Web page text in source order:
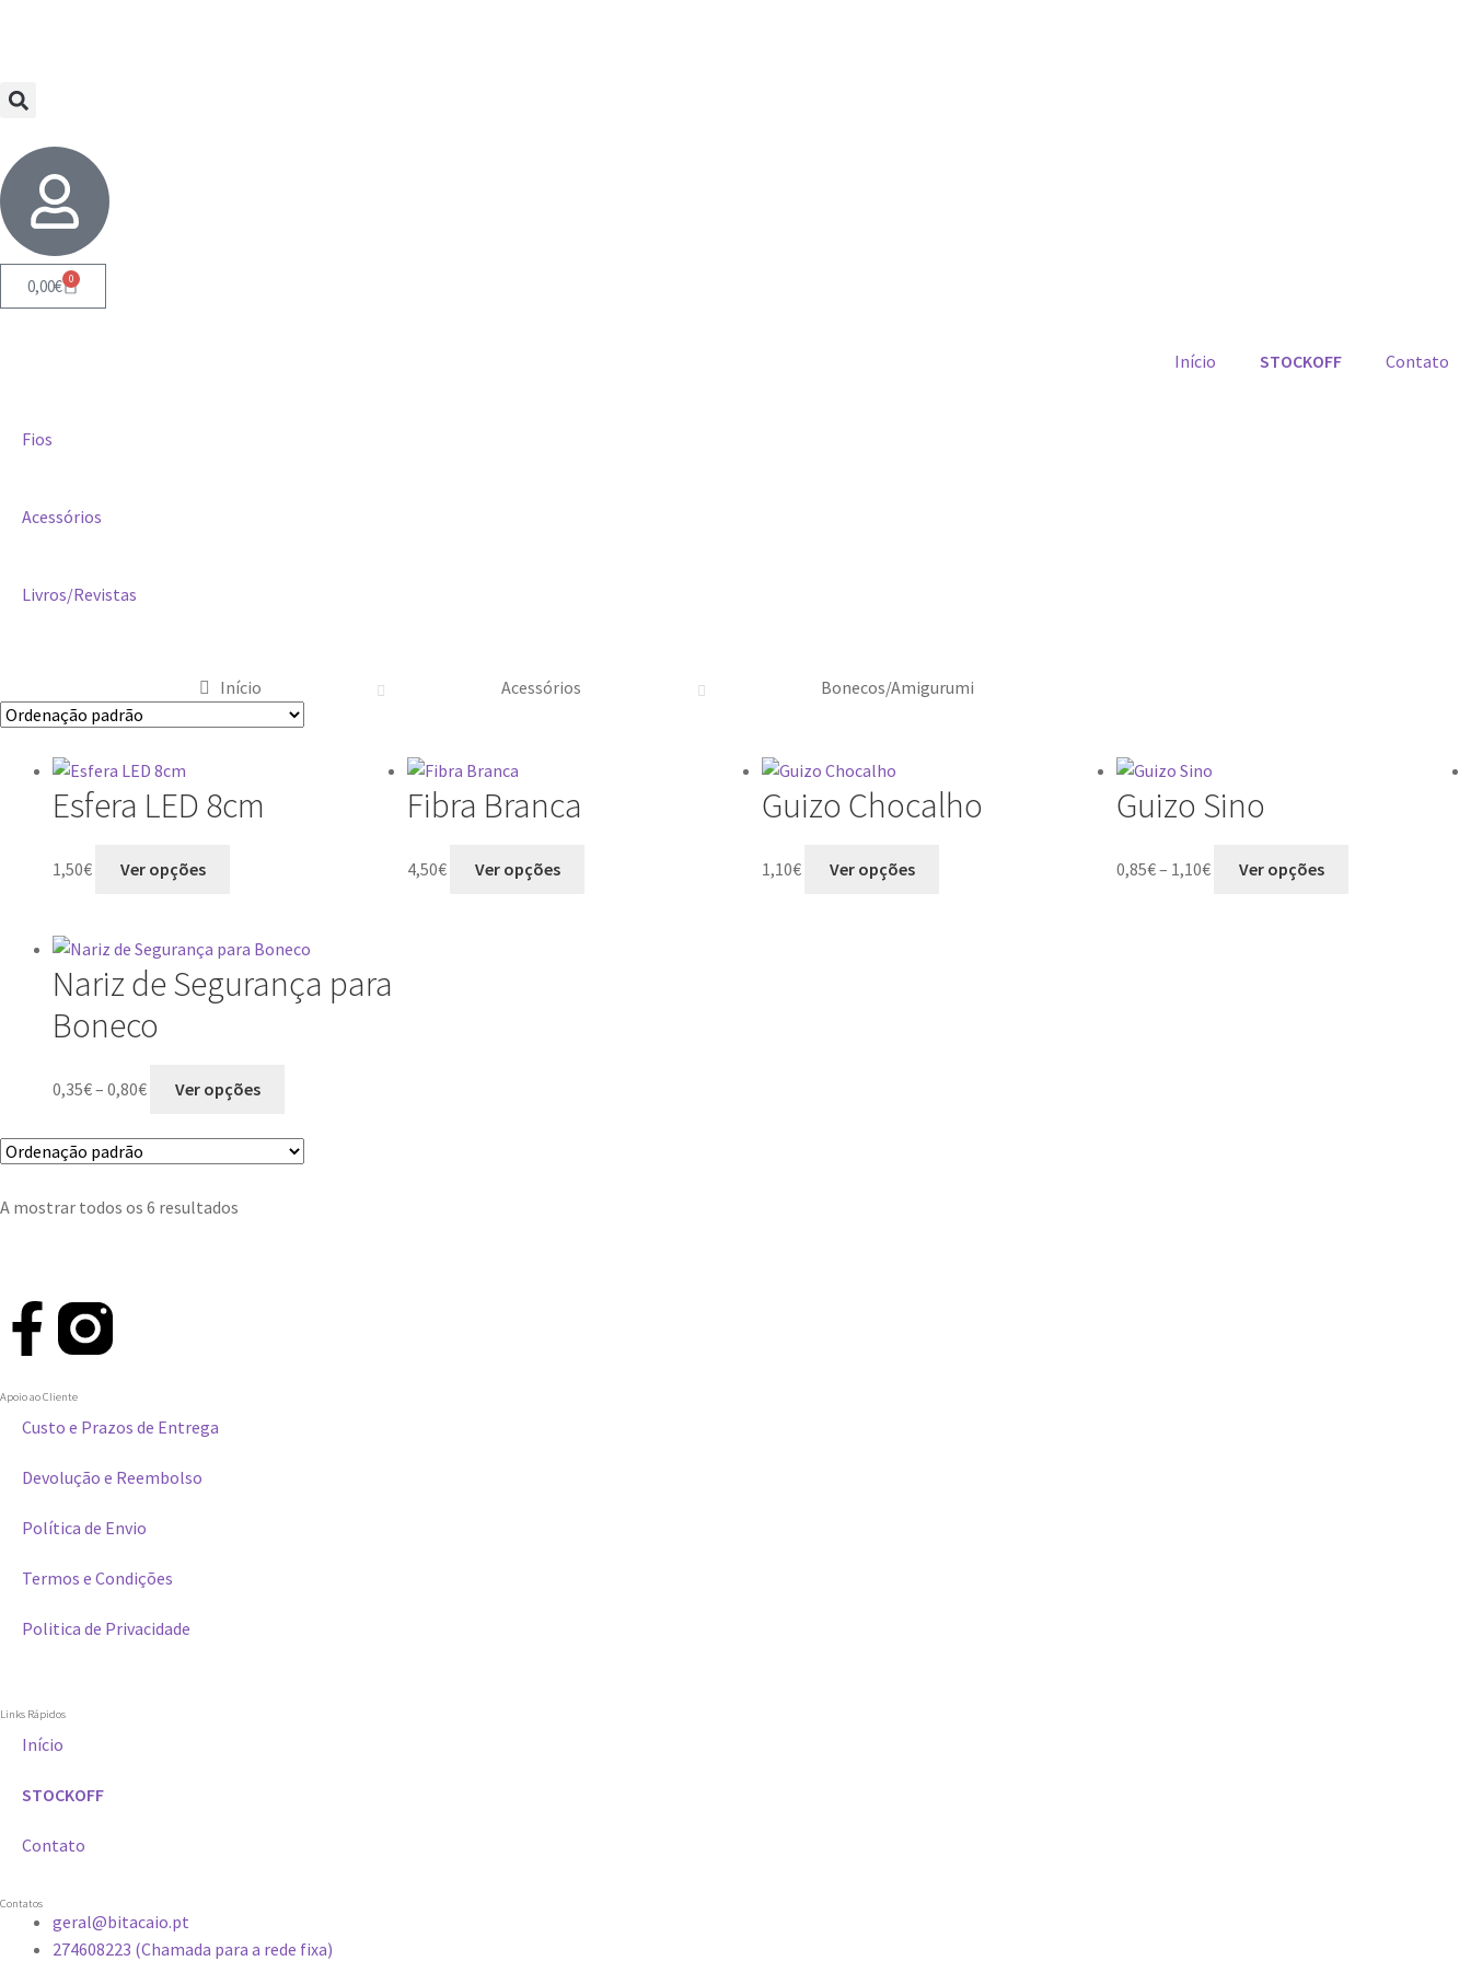
0,00€ 0
Início STOCKOFF Contato
Fios
Acessórios
Livros/Revistas
Início Acessórios Bonecos/Amigurumi
Esfera LED 8cm
1,50€ Ver opções
Fibra Branca
4,50€ Ver opções
Guizo Chocalho
1,10€ Ver opções
Guizo Sino
0,85€– 1,10€ Ver opções
Nariz de Segurança para
Boneco
0,35€– 0,80€ Ver opções
A mostrar todos os 6 resultados
Apoio ao Cliente
Custo e Prazos de Entrega
Devolução e Reembolso
Política de Envio
Termos e Condições
Politica de Privacidade
Links Rápidos
Início
STOCKOFF
Contato
Contatos
geral@bitacaio.pt
274608223 (Chamada para a rede fixa)